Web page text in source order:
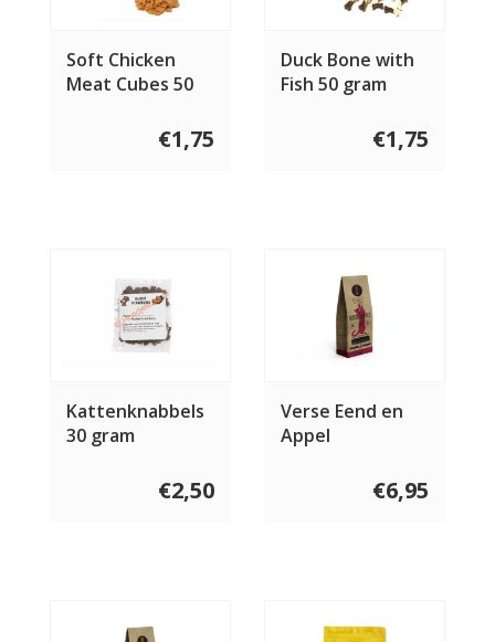
Soft Chicken
Meat Cubes 50
€1,75
Duck Bone with
Fish 50 gram
€1,75
Kattenknabbels
30 gram
€2,50
Verse Eend en
Appel
€6,95